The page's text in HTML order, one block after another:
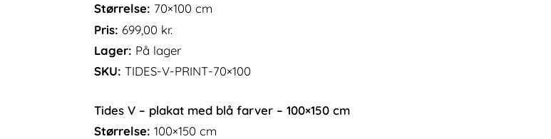
Størrelse: 70×100 cm
Pris: 699,00 kr.
Lager: På lager
SKU: TIDES-V-PRINT-70×100
Tides V – plakat med blå farver – 100×150 cm
Størrelse: 100×150 cm